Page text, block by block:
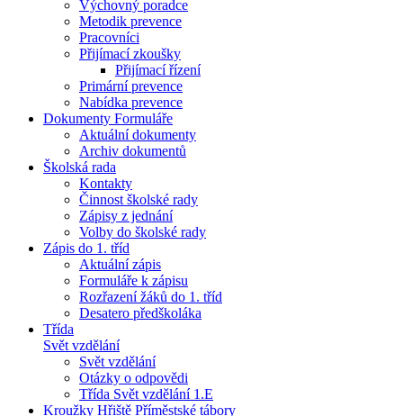
Výchovný poradce
Metodik prevence
Pracovníci
Přijímací zkoušky
Přijímací řízení
Primární prevence
Nabídka prevence
Dokumenty Formuláře
Aktuální dokumenty
Archiv dokumentů
Školská rada
Kontakty
Činnost školské rady
Zápisy z jednání
Volby do školské rady
Zápis do 1. tříd
Aktuální zápis
Formuláře k zápisu
Rozřazení žáků do 1. tříd
Desatero předškoláka
Třída
Svět vzdělání
Svět vzdělání
Otázky o odpovědi
Třída Svět vzdělání 1.E
Kroužky Hřiště Příměstské tábory